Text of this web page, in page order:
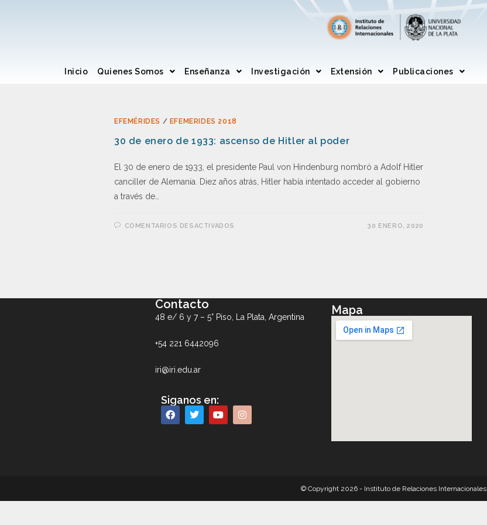
Inicio Quienes Somos Enseñanza Investigación Extensión Publicaciones
EFEMÉRIDES / EFEMERIDES 2018
30 de enero de 1933: ascenso de Hitler al poder
El 30 de enero de 1933, el presidente Paul von Hindenburg nombró a Adolf Hitler
canciller de Alemania. Diez años atrás, Hitler había intentado acceder al gobierno
a través de…
COMENTARIOS DESACTIVADOS 30 ENERO, 2020
Contacto
48 e/ 6 y 7 – 5° Piso, La Plata, Argentina
+54 221 6442096
iri@iri.edu.ar
Siganos en:
Mapa
© Copyright 2026 - Instituto de Relaciones Internacionales